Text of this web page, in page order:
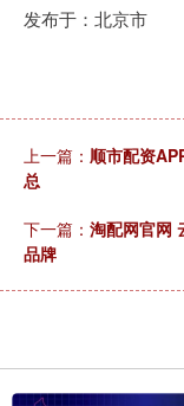
发布于：北京市
上一篇： 顺市配资
总
下一篇： 淘配网官网
品牌